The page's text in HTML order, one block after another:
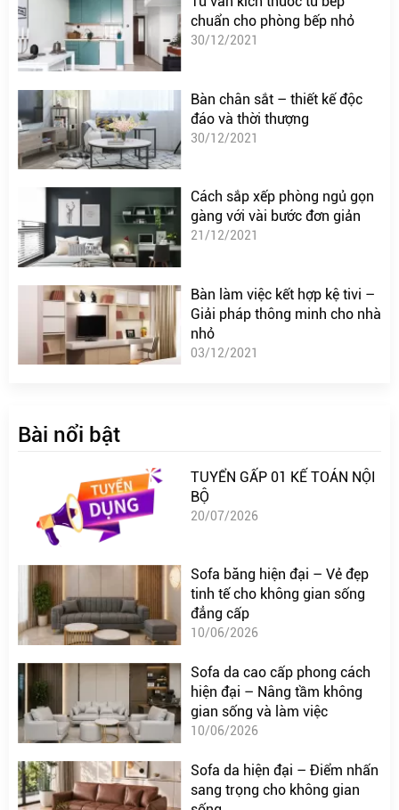
chuẩn cho phòng bếp nhỏ
30/12/2021
Bàn chân sắt – thiết kế độc
đáo và thời thượng
30/12/2021
Cách sắp xếp phòng ngủ gọn
gàng với vài bước đơn giản
21/12/2021
Bàn làm việc kết hợp kệ tivi –
Giải pháp thông minh cho nhà
nhỏ
03/12/2021
Bài nổi bật
TUYỂN GẤP 01 KẾ TOÁN NỘI
BỘ
20/07/2026
Sofa băng hiện đại – Vẻ đẹp
tinh tế cho không gian sống
đẳng cấp
10/06/2026
Sofa da cao cấp phong cách
hiện đại – Nâng tầm không
gian sống và làm việc
10/06/2026
Sofa da hiện đại – Điểm nhấn
sang trọng cho không gian